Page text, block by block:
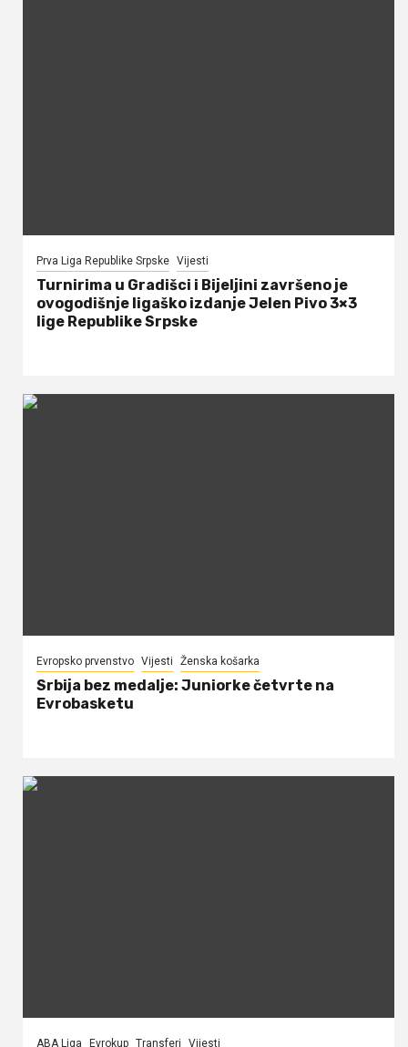
Prva Liga Republike Srpske Vijesti
Turnirima u Gradišci i Bijeljini završeno je
ovogodišnje ligaško izdanje Jelen Pivo 3×3
lige Republike Srpske
Evropsko prvenstvo Vijesti Ženska košarka
Srbija bez medalje: Juniorke četvrte na
Evrobasketu
ABA Liga Evrokup Transferi Vijesti